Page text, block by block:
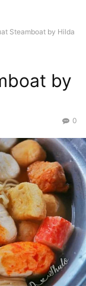
Steamboat by Hilda
by
0